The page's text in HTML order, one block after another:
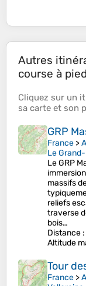
Autres
course à
Cliquez sur un
sa carte et son
GRP
France >
Le
Le GRP
massifs
reliefs
traverse
bois…
Distance
Altitude
Tour
France >